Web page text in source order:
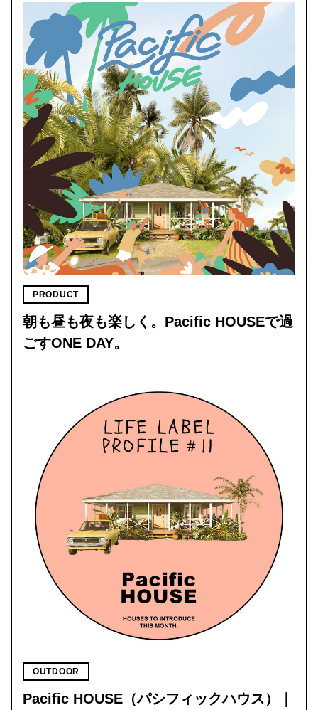
PRODUCT
朝も昼も夜も楽しく。Pacific HOUSEで過
ごすONE DAY。
OUTDOOR
Pacific HOUSE（パシフィックハウス）｜